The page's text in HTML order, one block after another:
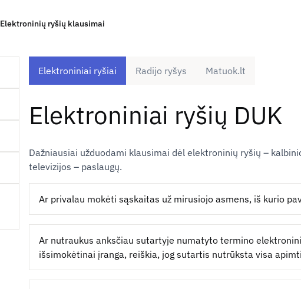
Elektroninių ryšių klausimai
Elektroniniai ryšiai Radijo ryšys Matuok.lt
Elektroniniai ryšių DUK
Dažniausiai užduodami klausimai dėl elektroninių ryšių –
televizijos – paslaugų.
Ar privalau mokėti sąskaitas už mirusiojo asmens, iš kurio
Ar nutraukus anksčiau sutartyje numatyto termino
išsimokėtinai įranga, reiškia, jog sutartis nutrūksta visa